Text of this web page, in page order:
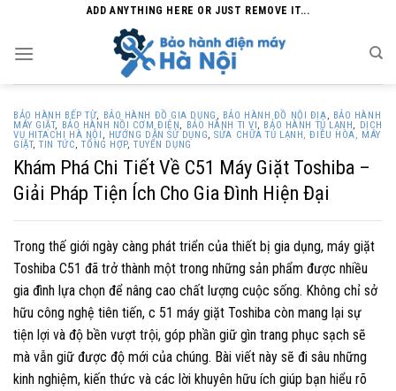
content
ADD ANYTHING HERE OR JUST REMOVE IT...
BẢO HÀNH BẾP TỪ, BẢO HÀNH ĐỒ GIA DỤNG , BẢO HÀNH ĐỒ NỘI ĐỊA, BẢO HÀNH
MÁY GIẶT, BẢO HÀNH NỒI CƠM ĐIỆN, BẢO HÀNH TI VI, BẢO HÀNH TỦ LẠNH, DỊCH
VỤ HITACHI HÀ NỘI , HƯỚNG DẪN SỬ DỤNG,SỬA CHỮA TỦ LẠNH, ĐIỀU HÒA, MÁY
GIẶT,TIN TỨC,TỔNG HỢP,TUYỂN DỤNG
Khám Phá Chi Tiết Về C51 Máy Giặt Toshiba –
Giải Pháp Tiện Ích Cho Gia Đình Hiện Đại
Trong thế giới ngày càng phát triển của thiết bị gia dụng, máy giặt
Toshiba C51 đã trở thành một trong những sản phẩm được nhiều
gia đình lựa chọn để nâng cao chất lượng cuộc sống. Không chỉ sở
hữu công nghệ tiên tiến, c 51 máy giặt Toshiba còn mang lại sự
tiện lợi và độ bền vượt trội, góp phần giữ gìn trang phục sạch sẽ
mà vẫn giữ được độ mới của chúng. Bài viết này sẽ đi sâu những
kinh nghiệm, kiến thức và các lời khuyên hữu ích giúp bạn hiểu rõ